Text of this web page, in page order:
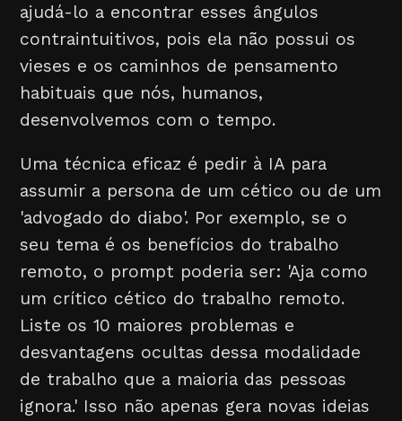
ajudá-lo a encontrar esses ângulos
contraintuitivos, pois ela não possui os
vieses e os caminhos de pensamento
habituais que nós, humanos,
desenvolvemos com o tempo.
Uma técnica eficaz é pedir à IA para
assumir a persona de um cético ou de um
'advogado do diabo'. Por exemplo, se o
seu tema é os benefícios do trabalho
remoto, o prompt poderia ser: 'Aja como
um crítico cético do trabalho remoto.
Liste os 10 maiores problemas e
desvantagens ocultas dessa modalidade
de trabalho que a maioria das pessoas
ignora.' Isso não apenas gera novas ideias